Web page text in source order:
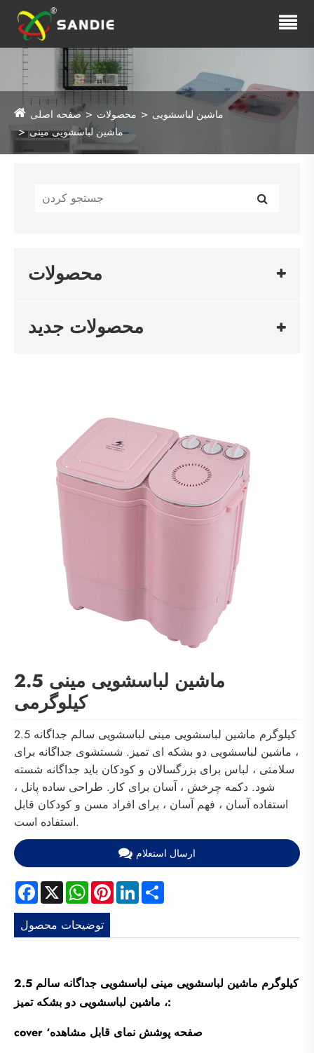
صفحه اصلی محصولات
ماشین لباسشویی
ماشین لباسشویی مینی
محصولات
محصولات جدید
ماشین لباسشویی مینی 2.5
کیلوگرمی
2.5 کیلوگرم ماشین لباسشویی مینی لباسشویی سالم جداگانه
، ماشین لباسشویی دو بشکه ای تمیز. شستشوی جداگانه برای
سلامتی ، لباس برای بزرگسالان و کودکان باید جداگانه شسته
شود. دکمه چرخش ، آسان برای کار. طراحی ساده پانل ،
استفاده آسان ، فهم آسان ، برای افراد مسن و کودکان قابل
استفاده است.
ارسال استعلام
Facebook
X WhatsApp
PinterestLinkedIn
توضیحات محصول
2.5 کیلوگرم ماشین لباسشویی مینی لباسشویی جداگانه سالم
، ماشین لباسشویی دو بشکه تمیز:
cover ‘صفحه پوشش نمای قابل مشاهده